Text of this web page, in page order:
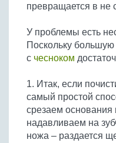
Блины и оладьи
Пиццы
Кремы
Безалкогольные
Ягоды и фрукты
Овощи
Грибы
Другие заготовки
Десерты
Молочные продукты
Пельмени,
Грибы
Бобовые
Яйца
превращается в не
У проблемы есть
Поскольку
с чесноком
1. Итак, если
самый простой
срезаем основания
надавливаем на
ножа – раздается